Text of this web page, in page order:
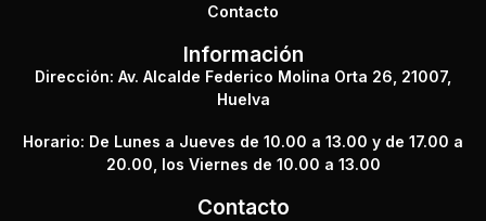
Contacto
Información
Dirección: Av. Alcalde Federico Molina Orta 26, 21007,
Huelva
Horario: De Lunes a Jueves de 10.00 a 13.00 y de 17.00 a
20.00, los Viernes de 10.00 a 13.00
Contacto